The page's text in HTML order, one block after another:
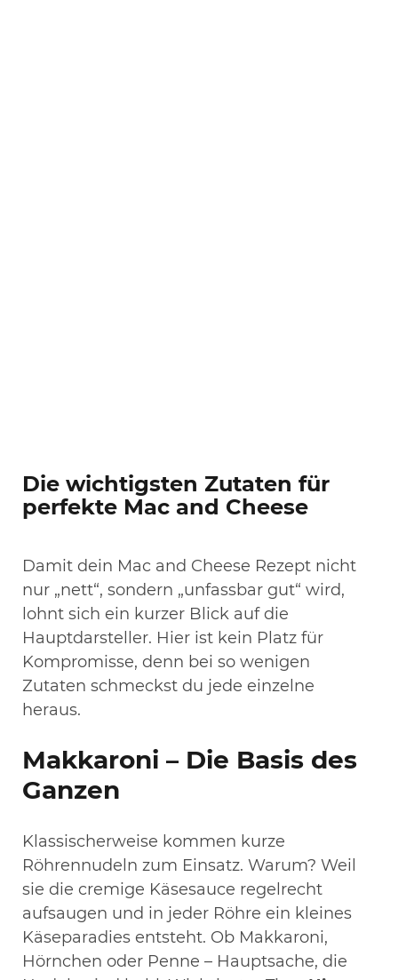
Die wichtigsten Zutaten für
perfekte Mac and Cheese
Damit dein Mac and Cheese Rezept nicht
nur „nett“, sondern „unfassbar gut“ wird,
lohnt sich ein kurzer Blick auf die
Hauptdarsteller. Hier ist kein Platz für
Kompromisse, denn bei so wenigen
Zutaten schmeckst du jede einzelne
heraus.
Makkaroni – Die Basis des
Ganzen
Klassischerweise kommen kurze
Röhrennudeln zum Einsatz. Warum? Weil
sie die cremige Käsesauce regelrecht
aufsaugen und in jeder Röhre ein kleines
Käseparadies entsteht. Ob Makkaroni,
Hörnchen oder Penne – Hauptsache, die